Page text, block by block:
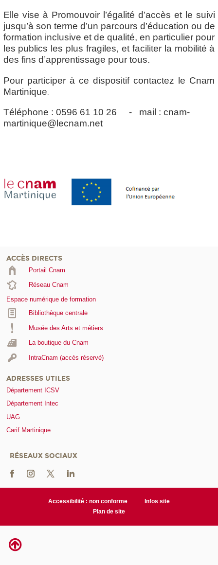
Elle vise à Promouvoir l’égalité d’accès et le suivi
jusqu’à son terme d’un parcours d’éducation ou de
formation inclusive et de qualité, en particulier pour
les publics les plus fragiles, et faciliter la mobilité à
des fins d’apprentissage pour tous.
Pour participer à ce dispositif contactez le Cnam
Martinique
Téléphone : 0596 61 10 26 - mail : cnam-
martinique@lecnam.net
ACCÈS DIRECTS
Portail Cnam
Réseau Cnam
Espace numérique de formation
Bibliothèque centrale
Musée des Arts et métiers
La boutique du Cnam
IntraCnam (accès réservé)
ADRESSES UTILES
Département ICSV
Département Intec
UAG
Carif Martinique
RÉSEAUX SOCIAUX
Accessibilité : non conforme
Infos site
Plan de site